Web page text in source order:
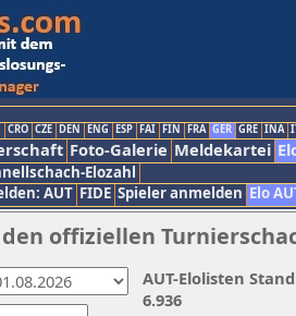
CRO CZE DEN ENG ESP FAI FIN FRA GER GRE INA
Foto-Galerie Meldekartei
Elozahl
AUT FIDE Spieler anmelden Elo
offiziellen
AUT-Elolisten
6.936